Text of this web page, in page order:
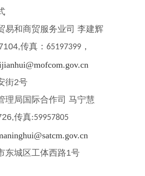
和商贸服务业司 李建辉
传真： 65197399 ，
2号
局国际合作司 马宁慧
传真:59957805
城区工体西路1号